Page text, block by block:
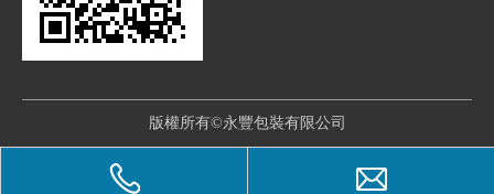
版權所有©永豐包裝有限公司